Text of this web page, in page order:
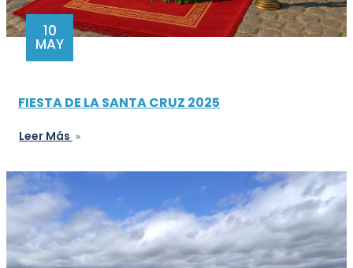
10
MAY
FIESTA DE LA SANTA CRUZ 2025
Leer Más